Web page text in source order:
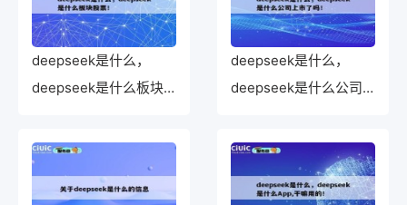
deepseek是什么，
deepseek是什么板块
deepseek是什么，
deepseek是什么公司